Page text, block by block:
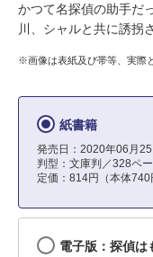
かつて名探偵の助手だ
川、シャルと共に誘拐
※画像は表紙及び帯等、実際
紙書籍
発売日：2020年06月25
判型：文庫判／328ペ
定価：814円（本体740
電子版：探偵は